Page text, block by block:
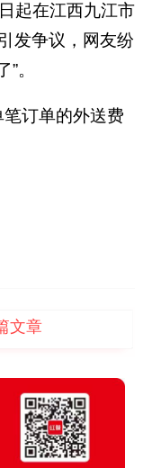
起在江西九江市
发争议，网友纷
。
订单的外送费
文章